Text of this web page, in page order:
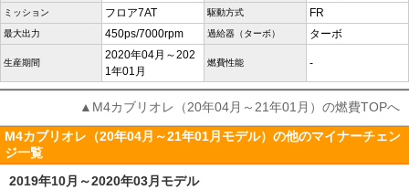
ミッション フロア7AT 駆動方式 FR
最大出力 450ps/7000rpm 過給器（ターボ） ターボ
生産期間
2020年04月～202
1年01月
燃費性能 -
▲M4カブリオレ（20年04月～21年01月）の燃費TOPへ
M4カブリオレ（20年04月～21年01月モデル）の他のマイナーチェン
ジ一覧
2019年10月～2020年03月モデル